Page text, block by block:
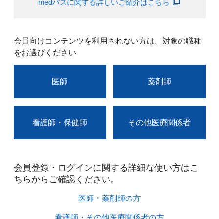
medパスに関する詳しいご紹介はこちら
会員向けコンテンツを利用されない方は、対象の職種
をお選びください
医師 薬剤師
看護師・保健師 その他医療関係者
会員登録・ログインに関する詳細な使い方はこ
ちらからご確認ください。​
医師・薬剤師の方​
看護師・その他医療関係者の方​